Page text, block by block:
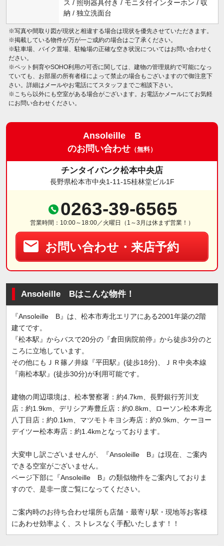
ス / 照明器具付き / モニタ付インターホン / 収
納 / 独立洗面台
※写真や間取り図が現状と相違する場合は現状を優先させていただきます。
※掲載している物件が万が一ご成約の場合はご了承ください。
※駐車場、バイク置場、駐輪場の正確な空き状況についてはお問い合わせく
ださい。
※ペット飼育やSOHO利用の可否に関しては、建物の管理規約で可能になっ
ていても、お部屋の所有者様によって禁止の場合もございますので御注意下
さい。詳細はメールやお電話にてスタッフまでご相談下さい。
※こちら以外にも空室がある場合がございます。お電話かメールにてお気軽
にお問い合わせください。
Ansoleille B
のお問い合わせ （無料）
チンタイバンク松本中央店
長野県松本市中央1-11-15桂林堂ビル1F
0263-39-6565
営業時間：10:00～18:00／火曜日（1～3月は休まず営業！）
お問い合わせ・来店予約
Ansoleille Bはこんな物件！
『Ansoleille B』は、松本市寿北エリアにある2001年築の2階
建てです。
『松本駅』からバスで20分の『倉田病院前停』から徒歩3分のと
ころに立地しています。
その他にもＪＲ篠ノ井線『平田駅』(徒歩18分)、ＪＲ中央本線
『南松本駅』(徒歩30分)が利用可能です。
建物の周辺環境は、松本警察署：約4.7km、長野銀行芳川支
店：約1.9km、デリシア寿豊丘店：約0.8km、ローソン松本寿北
八丁目店：約0.1km、マツモトキヨシ寿店：約0.9km、ケーヨー
デイツー松本寿店：約1.4kmとなっております。
大変申し訳ございませんが、『Ansoleille B』は現在、ご案内
できる空室がございません。
ページ下部に『Ansoleille B』の類似物件をご案内しておりま
すので、是非一度ご覧になってください。
ご案内時のお待ち合わせ場所も店舗・最寄り駅・現地等お客様
にあわせ効率よく、ストレスなく手配いたします！！